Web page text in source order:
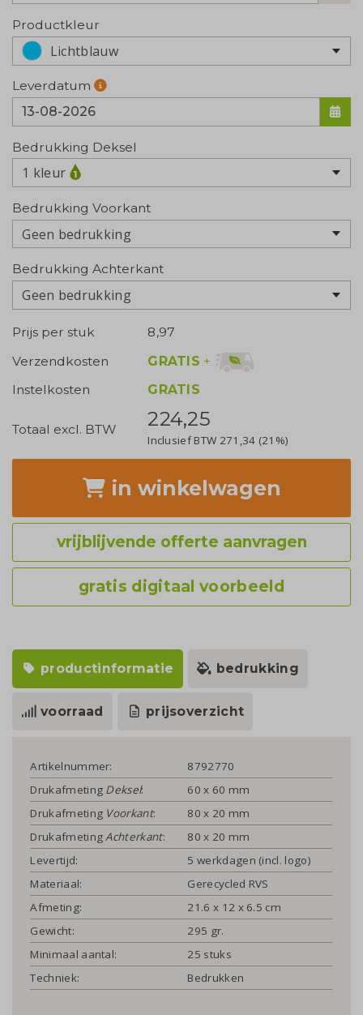
Productkleur
Lichtblauw
Leverdatum
Bedrukking Deksel
1 kleur
Bedrukking Voorkant
Geen bedrukking
Bedrukking Achterkant
Geen bedrukking
Prijs per stuk
8,97
Verzendkosten
GRATIS +
Instelkosten
GRATIS
Totaal excl. BTW 224,25
Inclusief BTW 271,34 (21%)
in winkelwagen
vrijblijvende offerte aanvragen
gratis digitaal voorbeeld
productinformatie bedrukking
voorraad prijsoverzicht
Artikelnummer:
8792770
Drukafmeting Deksel:
60 x 60 mm
Drukafmeting Voorkant:
80 x 20 mm
DrukafmetingAchterkant:
80 x 20 mm
Levertijd:
5 werkdagen (incl. logo)
Materiaal:
Gerecycled RVS
Afmeting:
21.6 x 12 x 6.5 cm
Gewicht:
295 gr.
Minimaal aantal:
25 stuks
Techniek:
Bedrukken